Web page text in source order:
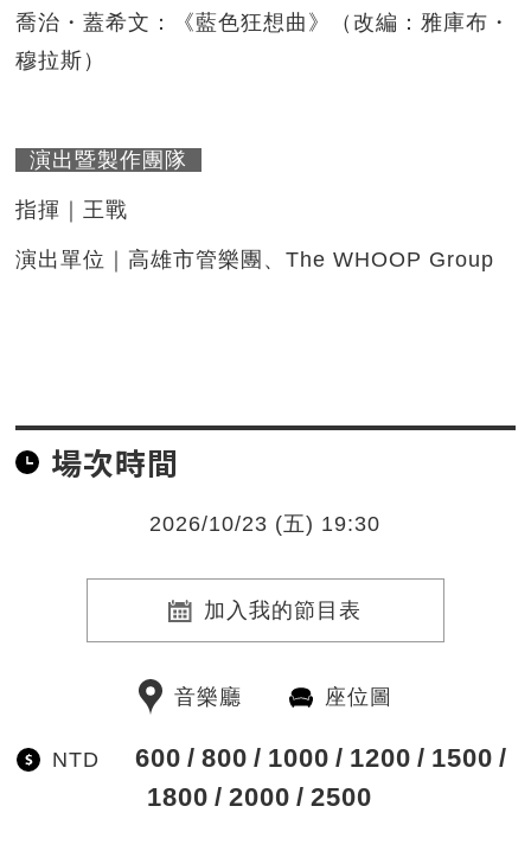
喬治・蓋希文：《藍色狂想曲》（改編：雅庫布・
穆拉斯）
演出暨製作團隊
指揮｜王戰
演出單位｜高雄市管樂團、The WHOOP Group
場次時間
2026/10/23 (五) 19:30
加入我的節目表
音樂廳 座位圖
NTD 600 800 1000 1200
1500
1800
2000 2500